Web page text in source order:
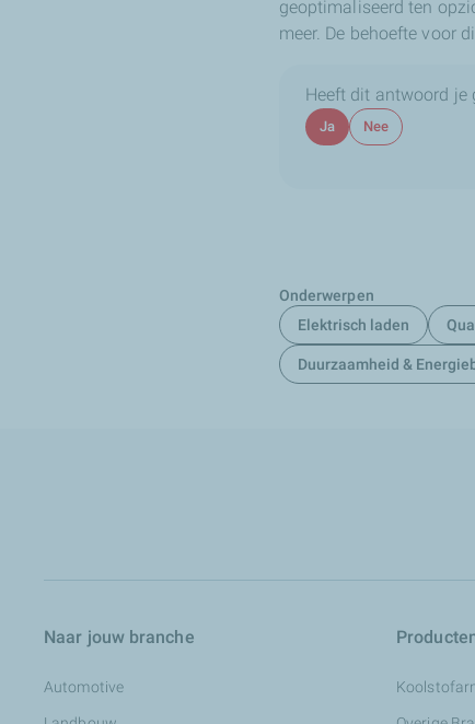
geoptimaliseerd ten
meer. De behoefte voor
Heeft dit antwoord je
Ja Nee
Onderwerpen
Elektrisch laden
Duurzaamheid &
Naar jouw branche
Automotive